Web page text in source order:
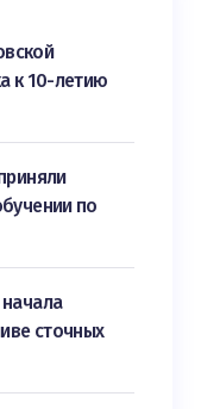
к 10-летию
по
сточных